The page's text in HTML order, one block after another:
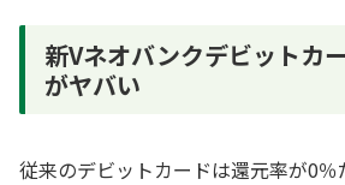
新Vネオバンクデビットカ
がヤバい
従来のデビットカードは還元率が0％